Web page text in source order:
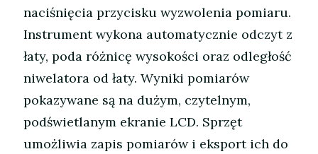
naciśnięcia przycisku wyzwolenia pomiaru.
Instrument wykona automatycznie odczyt z
łaty, poda różnicę wysokości oraz odległość
niwelatora od łaty. Wyniki pomiarów
pokazywane są na dużym, czytelnym,
podświetlanym ekranie LCD. Sprzęt
umożliwia zapis pomiarów i eksport ich do